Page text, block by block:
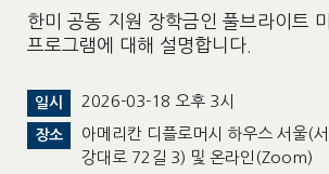
한미 공동 지원 장학금인 풀브라이트
프로그램에 대해 설명합니다.
일시 2026-03-18 오후 3시
장소
아메리칸 디플로머시 하우스 서울(
강대로 72길 3) 및 온라인(Zoom)